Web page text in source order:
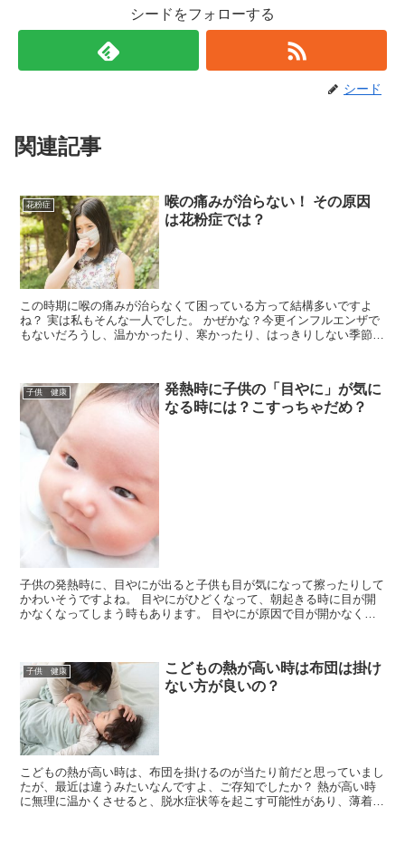
シードをフォローする
シード
関連記事
花粉症
喉の痛みが治らない！ その原因
は花粉症では？
この時期に喉の痛みが治らなくて困っている方って結構多いですよ
ね？ 実は私もそんな一人でした。 かぜかな？今更インフルエンザで
もないだろうし、温かかったり、寒かったり、はっきりしない季節だ
子供 健康
発熱時に子供の「目やに」が気に
なる時には？こすっちゃだめ？
子供の発熱時に、目やにが出ると子供も目が気になって擦ったりして
かわいそうですよね。 目やにがひどくなって、朝起きる時に目が開
かなくなってしまう時もあります。 目やにが原因で目が開かなくな
子供 健康
こどもの熱が高い時は布団は掛け
ない方が良いの？
こどもの熱が高い時は、布団を掛けるのが当たり前だと思っていまし
たが、最近は違うみたいなんですよ、ご存知でしたか？ 熱が高い時
に無理に温かくさせると、脱水症状等を起こす可能性があり、薄着を